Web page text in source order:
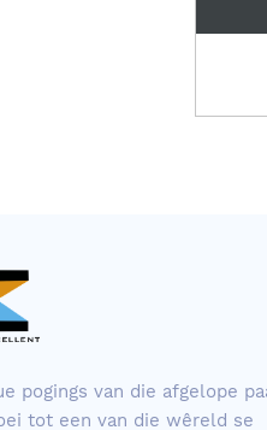
​​pogings van die afgelope
tot een van die wêreld se